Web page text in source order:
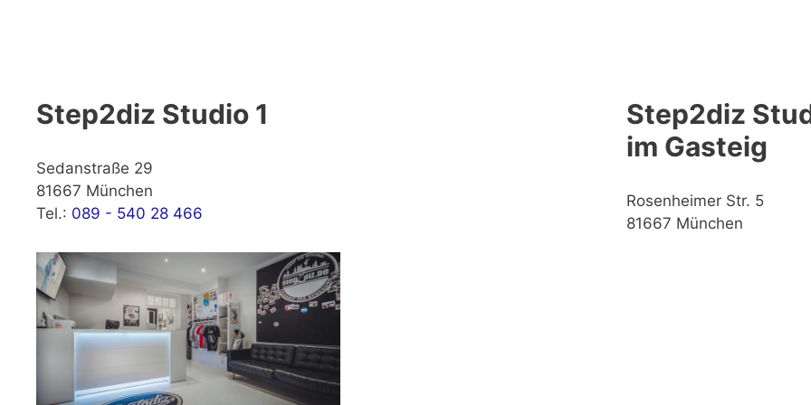
Step2diz Studio 1
Sedanstraße 29
81667 München
Tel.: 089 - 540 28 466
Step2diz
im Gasteig
Rosenheimer Str. 5
81667 München